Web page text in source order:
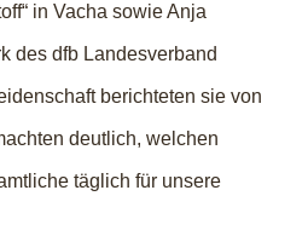
in Vacha sowie Anja
des dfb Landesverband
berichteten sie von
deutlich, welchen
täglich für unsere